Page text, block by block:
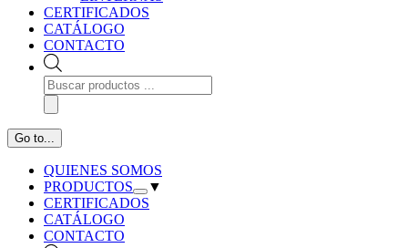
CERTIFICADOS
CATÁLOGO
CONTACTO
Búsqueda
de
productos
Go to...
QUIENES SOMOS
PRODUCTOS
▼
CERTIFICADOS
CATÁLOGO
CONTACTO